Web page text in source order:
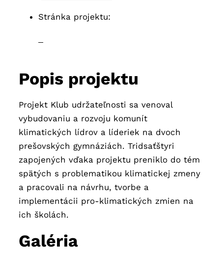
Stránka projektu:
Popis projektu
Projekt Klub udržateľnosti sa venoval
vybudovaniu a rozvoju komunít
klimatických lídrov a líderiek na dvoch
prešovských gymnáziách. Tridsaťštyri
zapojených vďaka projektu preniklo do tém
spätých s problematikou klimatickej zmeny
a pracovali na návrhu, tvorbe a
implementácii pro-klimatických zmien na
ich školách.
Galéria